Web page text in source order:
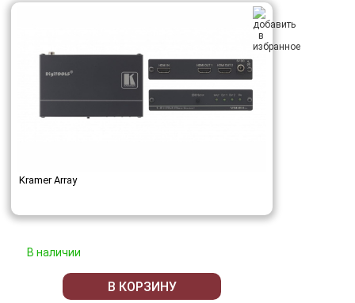
Kramer Array
В наличии
В КОРЗИНУ